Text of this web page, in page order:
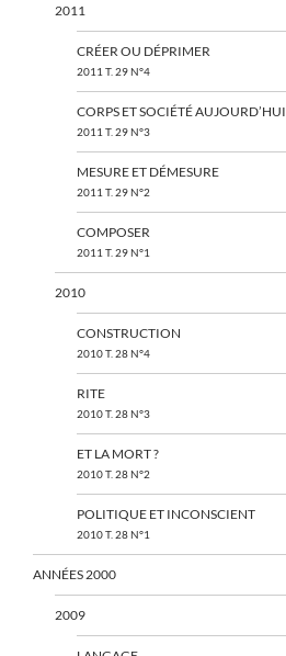
2011
CRÉER OU DÉPRIMER
2011 T. 29 N°4
CORPS ET SOCIÉTÉ AUJOURD’HUI
2011 T. 29 N°3
MESURE ET DÉMESURE
2011 T. 29 N°2
COMPOSER
2011 T. 29 N°1
2010
CONSTRUCTION
2010 T. 28 N°4
RITE
2010 T. 28 N°3
ET LA MORT ?
2010 T. 28 N°2
POLITIQUE ET INCONSCIENT
2010 T. 28 N°1
ANNÉES 2000
2009